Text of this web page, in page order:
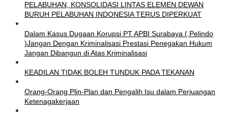
PELABUHAN, KONSOLIDASI LINTAS ELEMEN DEWAN
BURUH PELABUHAN INDONESIA TERUS DIPERKUAT
Dalam Kasus Dugaan Korupsi PT APBI Surabaya ( Pelindo
)Jangan Dengan Kriminalisasi Prestasi Penegakan Hukum
Jangan Dibangun di Atas Kriminalisasi
KEADILAN TIDAK BOLEH TUNDUK PADA TEKANAN
Orang-Orang Plin-Plan dan Pengalih Isu dalam Perjuangan
Ketenagakerjaan